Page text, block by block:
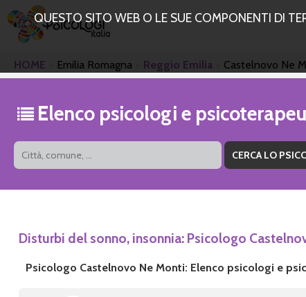
QUESTO SITO WEB O LE SUE COMPONENTI DI
HOME Emilia Romagna Reggio Emilia Castelnovo Ne
Elenco psicologi e
Disturbi del sonno, insonnia: Psicologo
Psicologo Castelnovo Ne Monti: Elenco psicologi e